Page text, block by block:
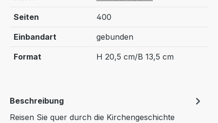
Seiten 400
Einbandart gebunden
Format H 20,5 cm/B 13,5 cm
Beschreibung
Reisen Sie quer durch die Kirchengeschichte